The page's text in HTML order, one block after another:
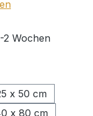
2 Wochen
x 50 cm
x 80 cm